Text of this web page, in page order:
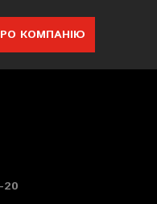
КОМПАНІЮ
20